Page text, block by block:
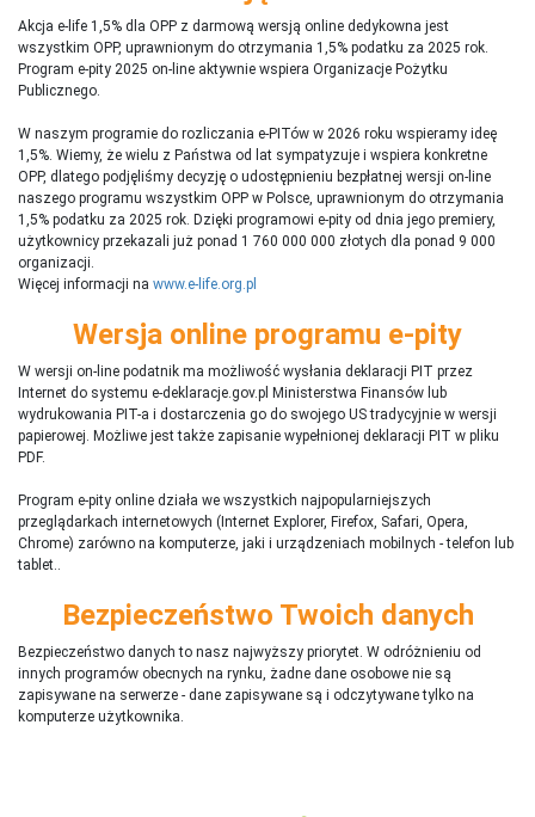
Akcja e-life 1,5% dla OPP z darmową wersją online dedykowna jest
wszystkim OPP, uprawnionym do otrzymania 1,5% podatku za 2025 rok.
Program e-pity 2025 on-line aktywnie wspiera Organizacje Pożytku
Publicznego.
W naszym programie do rozliczania e-PITów w 2026 roku wspieramy ideę
1,5%. Wiemy, że wielu z Państwa od lat sympatyzuje i wspiera konkretne
OPP, dlatego podjęliśmy decyzję o udostępnieniu bezpłatnej wersji on-line
naszego programu wszystkim OPP w Polsce, uprawnionym do otrzymania
1,5% podatku za 2025 rok. Dzięki programowi e-pity od dnia jego premiery,
użytkownicy przekazali już ponad 1 760 000 000 złotych dla ponad 9 000
organizacji.
Więcej informacji na www.e-life.org.pl
Wersja online programu e-pity
W wersji on-line podatnik ma możliwość wysłania deklaracji PIT przez
Internet do systemu e-deklaracje.gov.pl Ministerstwa Finansów lub
wydrukowania PIT-a i dostarczenia go do swojego US tradycyjnie w wersji
papierowej. Możliwe jest także zapisanie wypełnionej deklaracji PIT w pliku
PDF.
Program e-pity online działa we wszystkich najpopularniejszych
przeglądarkach internetowych (Internet Explorer, Firefox, Safari, Opera,
Chrome) zarówno na komputerze, jaki i urządzeniach mobilnych - telefon lub
tablet..
Bezpieczeństwo Twoich danych
Bezpieczeństwo danych to nasz najwyższy priorytet. W odróżnieniu od
innych programów obecnych na rynku, żadne dane osobowe nie są
zapisywane na serwerze - dane zapisywane są i odczytywane tylko na
komputerze użytkownika.